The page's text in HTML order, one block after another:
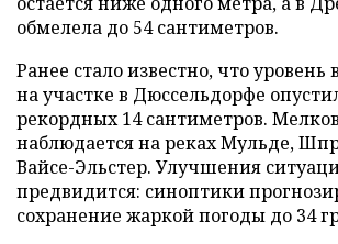
обмелела до 54 сантиметров.
Ранее стало известно, что уровень
на участке в Дюссельдорфе
рекордных 14 сантиметров.
наблюдается на реках Мульде,
Вайсе-Эльстер. Улучшения
предвидится: синоптики
сохранение жаркой погоды до 34